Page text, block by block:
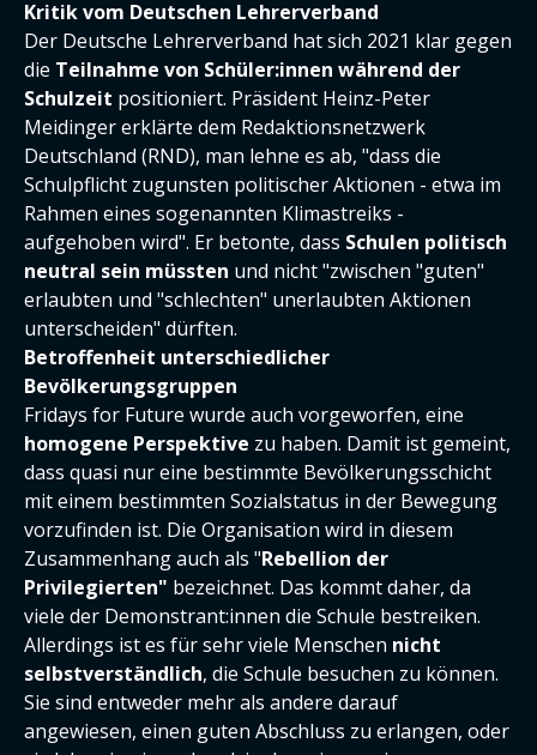
Kritik vom Deutschen Lehrerverband
Der Deutsche Lehrerverband hat sich 2021 klar gegen
die Teilnahme von Schüler:innen während der
Schulzeit positioniert. Präsident Heinz-Peter
Meidinger erklärte dem Redaktionsnetzwerk
Deutschland (RND), man lehne es ab, "dass die
Schulpflicht zugunsten politischer Aktionen - etwa im
Rahmen eines sogenannten Klimastreiks -
aufgehoben wird". Er betonte, dass Schulen politisch
neutral sein müssten und nicht "zwischen "guten"
erlaubten und "schlechten" unerlaubten Aktionen
unterscheiden" dürften.
Betroffenheit unterschiedlicher
Bevölkerungsgruppen
Fridays for Future wurde auch vorgeworfen, eine
homogene Perspektive zu haben. Damit ist gemeint,
dass quasi nur eine bestimmte Bevölkerungsschicht
mit einem bestimmten Sozialstatus in der Bewegung
vorzufinden ist. Die Organisation wird in diesem
Zusammenhang auch als "Rebellion der
Privilegierten" bezeichnet. Das kommt daher, da
viele der Demonstrant:innen die Schule bestreiken.
Allerdings ist es für sehr viele Menschen nicht
selbstverständlich, die Schule besuchen zu können.
Sie sind entweder mehr als andere darauf
angewiesen, einen guten Abschluss zu erlangen, oder